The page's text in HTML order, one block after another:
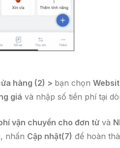
hàng (2) > bạn chọn
giá và nhập số tiền phí tại
vận chuyển cho đơn từ và
nhấn Cập nhật(7) để hoàn